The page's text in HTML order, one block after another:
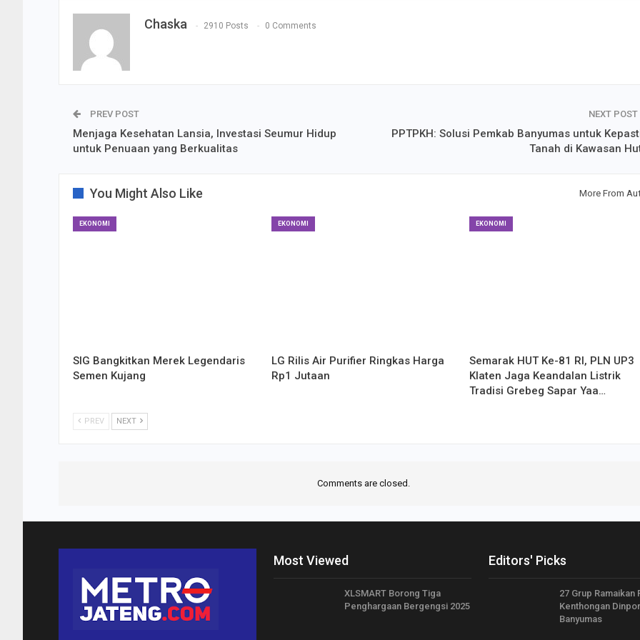
Chaska 2910 Posts 0 Comments
PREV POST
Menjaga Kesehatan Lansia, Investasi Seumur Hidup
untuk Penuaan yang Berkualitas
NEXT POST
PPTPKH: Solusi Pemkab Banyumas untuk
Tanah di Kawasan
You Might Also Like More From
EKONOMI
SIG Bangkitkan Merek Legendaris
Semen Kujang
EKONOMI
LG Rilis Air Purifier Ringkas Harga
Rp1 Jutaan
EKONOMI
Semarak HUT Ke-81 RI, PLN UP3
Klaten Jaga Keandalan Listrik
Tradisi Grebeg Sapar Yaa…
PREV NEXT
Comments are closed.
Most Viewed
XLSMART Borong Tiga
Penghargaan Bergengsi 2025
Editors' Picks
27 Grup Ramaikan
Kenthongan
Banyumas